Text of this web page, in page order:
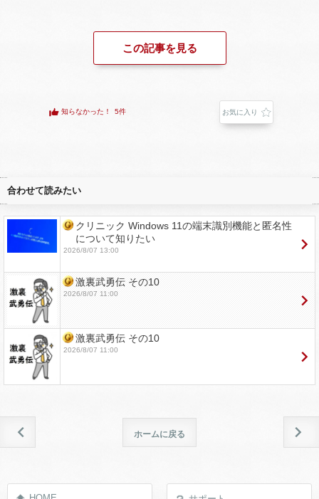
この記事を見る
知らなかった！ 5件 お気に入り
合わせて読みたい
クリニック Windows 11の端末識別機能と匿名性
について知りたい
2026/8/07 13:00
激裏武勇伝 その10
2026/8/07 11:00
激裏武勇伝 その10
2026/8/07 11:00
ホームに戻る